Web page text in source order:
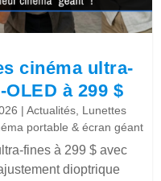
cinéma ultra-
à 299 $
|Actualités Lunettes
portable & écran géant
fines à 299 $ avec
dioptrique